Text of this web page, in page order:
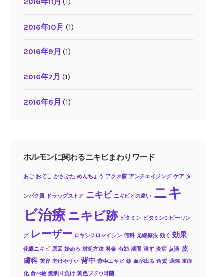
2016年10月 (1)
2016年9月 (1)
2016年7月 (1)
2016年6月 (1)
ホルモンに関わるニキビまわりワード
あご おでこ かさぶた めんちょう アクネ菌 アンチエイジング ケア タ
ンパク質 ドラッグストア ニキビ ニキビとの違い ニキ
ビ治療 ニキビ跡 ビタミン ビタミンC ピーリン
グ レーザー ロキシスロマイシン 何科 光線療法 効く 効果
化膿ニキビ 原因 始める 対処方法 料金 有効 期間 潰す 炎症 点滴 皮
膚科 美容 老けやすい 背中 背中ニキビ 薬 血が出る 角質 通院 重症
化 食べ物 髭剃り負け 黄色ブドウ球菌